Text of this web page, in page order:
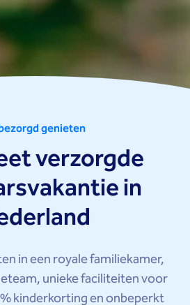
genieten
verzorgde
in
in een royale familiekamer,
unieke faciliteiten voor
kinderkorting en onbeperkt